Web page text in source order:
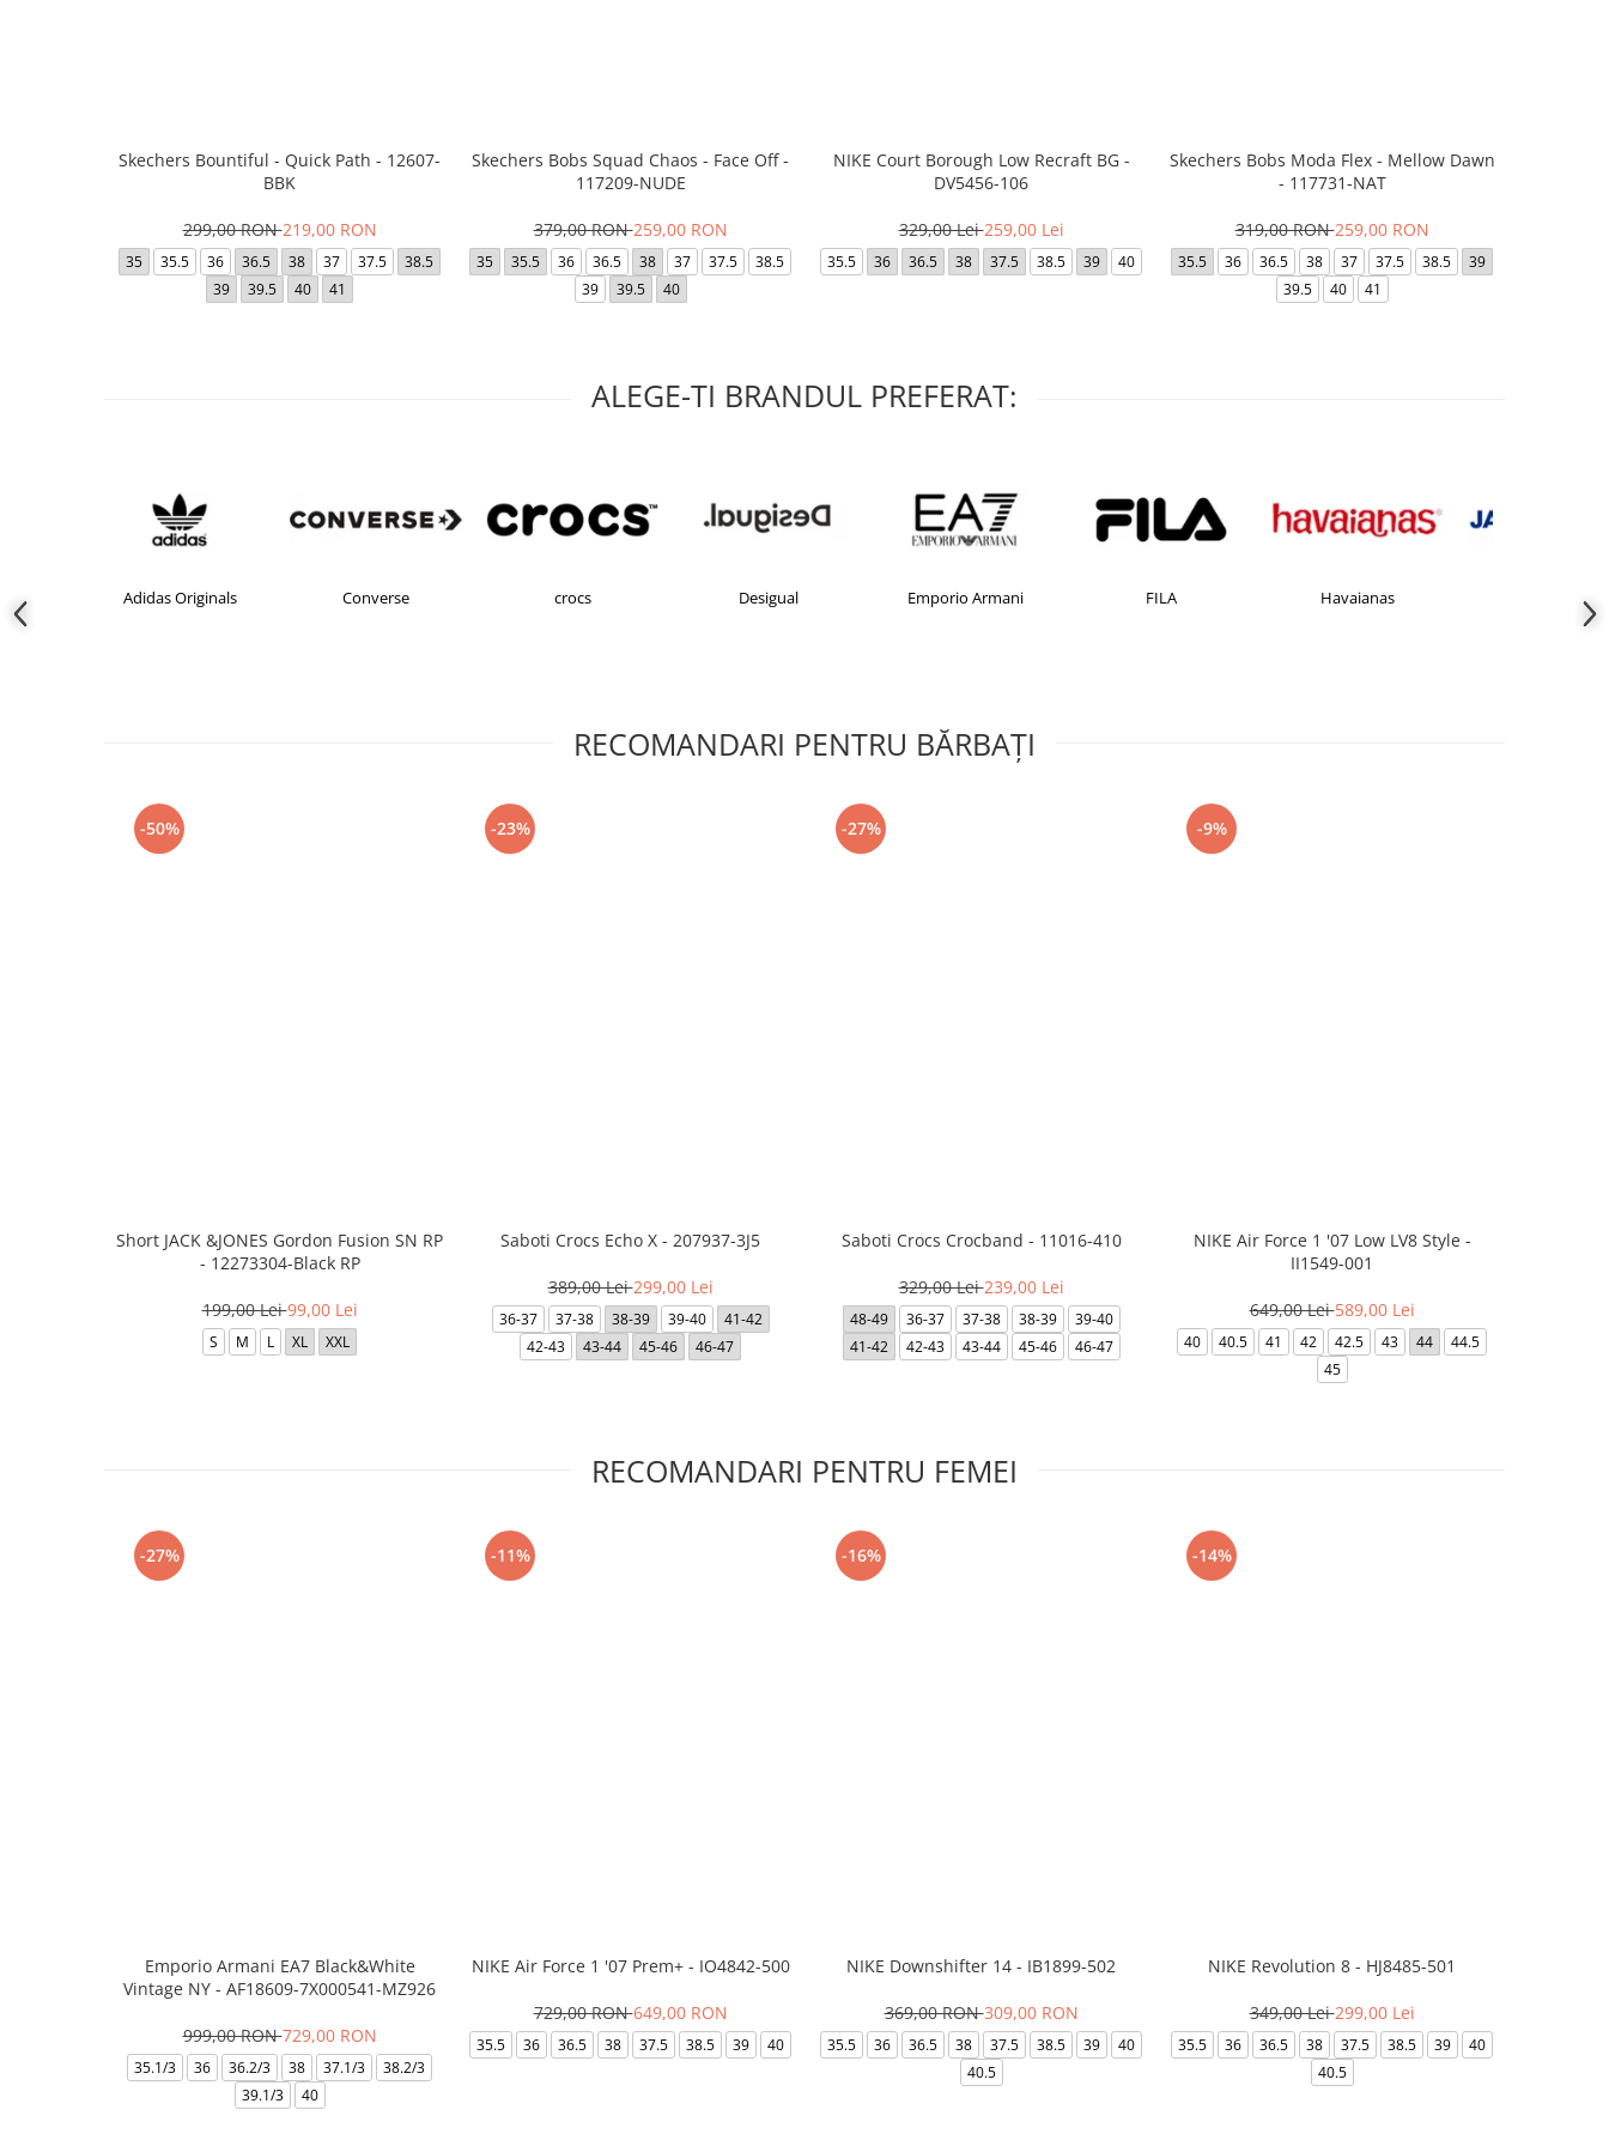
Skechers Bountiful - Quick Path - 12607-
BBK
299,00 RON219,00 RON
35 35.5 36 36.5 38 37 37.5
38.5
39
39.5 40 41
Skechers Bobs Squad Chaos - Face Off -
117209-NUDE
379,00 RON259,00 RON
35 35.5 36 36.5 38 37 37.5
38.5
39
39.5 40
NIKE Court Borough Low Recraft BG -
DV5456-106
329,00 Lei259,00 Lei
35.5 36 36.5 38 37.5 38.5 39 40
Skechers Bobs Moda Flex - Mellow Dawn
- 117731-NAT
319,00 RON259,00 RON
35.5 36 36.5 38 37 37.5 38.5
39
39.5
40 41
ALEGE-TI BRANDUL PREFERAT:
Originals Converse crocs Desigual Emporio Armani FILA Havaianas JACK &JONES
RECOMANDARI PENTRU BĂRBAŢI
-50%
Short JACK &JONES Gordon Fusion SN RP
- 12273304-Black RP
199,00 Lei99,00 Lei
S M L XL XXL
-23%
Saboti Crocs Echo X - 207937-3J5
389,00 Lei299,00 Lei
36-37 37-38 38-39 39-40
41-42
42-43
43-44 45-46 46-47
-27%
Saboti Crocs Crocband - 11016-410
329,00 Lei239,00 Lei
48-49 36-37 37-38 38-39
39-40
41-42
42-43 43-44 45-46 46-47
-9%
NIKE Air Force 1 '07 Low LV8 Style -
II1549-001
649,00 Lei589,00 Lei
40 40.5 41 42 42.5 43 44
44.5
45
RECOMANDARI PENTRU FEMEI
-27%
Emporio Armani EA7 Black&White
Vintage NY - AF18609-7X000541-MZ926
999,00 RON729,00 RON
35.1/3 36 36.2/3 38 37.1/3
38.2/3
39.1/3
40
-11%
NIKE Air Force 1 '07 Prem+ - IO4842-500
729,00 RON649,00 RON
35.5 36 36.5 38 37.5 38.5 39 40
-16%
NIKE Downshifter 14 - IB1899-502
369,00 RON309,00 RON
35.5 36 36.5 38 37.5 38.5 39
40
40.5
-14%
NIKE Revolution 8 - HJ8485-501
349,00 Lei299,00 Lei
35.5 36 36.5 38 37.5 38.5 39
40
40.5